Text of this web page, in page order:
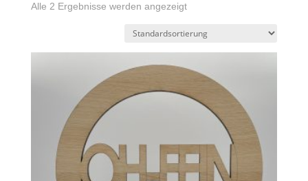
Alle 2 Ergebnisse werden angezeigt